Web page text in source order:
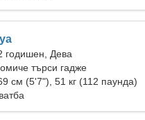
годишен, Дева
търси гадже
см (5'7"), 51 кг (112 паунда)